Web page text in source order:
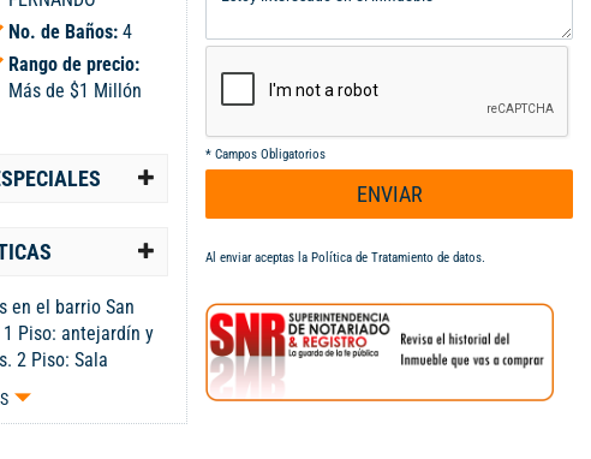
No. de Baños: 4
Rango de precio:
Más de $1 Millón
en el barrio San
Piso: antejardín y
2 Piso: Sala
bodegas, star,
integral, zona de
* Campos Obligatorios
ENVIAR
Al enviar aceptas la Política de Tratamiento de datos.